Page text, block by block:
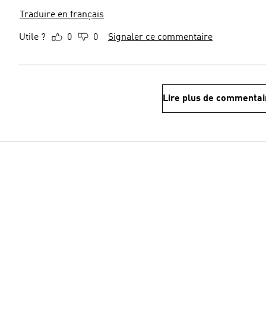
Traduire en français
Utile ? 0 0 Signaler ce commentaire
Lire plus de